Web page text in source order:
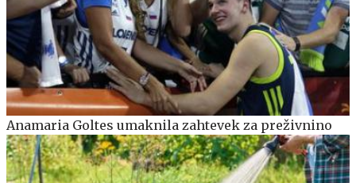
Anamaria Goltes umaknila zahtevek za preživnino